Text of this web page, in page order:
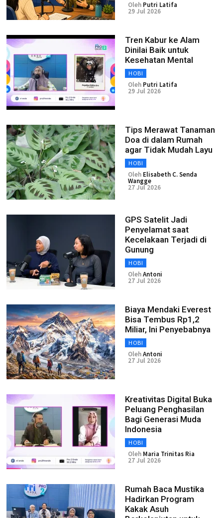
Oleh Putri Latifa
29 Jul 2026
Tren Kabur ke Alam
Dinilai Baik untuk
Kesehatan Mental
HOBI
Oleh Putri Latifa
29 Jul 2026
Tips Merawat Tanaman
Doa di dalam Rumah
agar Tidak Mudah Layu
HOBI
Oleh Elisabeth C. Senda
Wangge
27 Jul 2026
GPS Satelit Jadi
Penyelamat saat
Kecelakaan Terjadi di
Gunung
HOBI
OlehAntoni
27 Jul 2026
Biaya Mendaki Everest
Bisa Tembus Rp1,2
Miliar, Ini Penyebabnya
HOBI
OlehAntoni
27 Jul 2026
Kreativitas Digital Buka
Peluang Penghasilan
Bagi Generasi Muda
Indonesia
HOBI
Oleh Maria Trinitas Ria
27 Jul 2026
Rumah Baca Mustika
Hadirkan Program
Kakak Asuh